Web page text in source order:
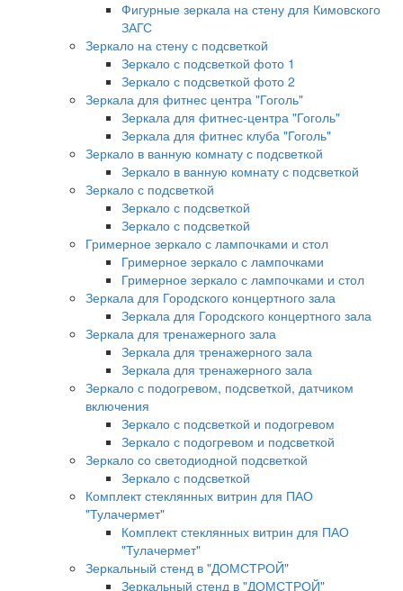
Фигурные зеркала на стену для Кимовского
ЗАГС
Зеркало на стену с подсветкой
Зеркало с подсветкой фото 1
Зеркало с подсветкой фото 2
Зеркала для фитнес центра "Гоголь"
Зеркала для фитнес-центра "Гоголь"
Зеркала для фитнес клуба "Гоголь"
Зеркало в ванную комнату с подсветкой
Зеркало в ванную комнату с подсветкой
Зеркало с подсветкой
Зеркало с подсветкой
Зеркало с подсветкой
Гримерное зеркало с лампочками и стол
Гримерное зеркало с лампочками
Гримерное зеркало с лампочками и стол
Зеркала для Городского концертного зала
Зеркала для Городского концертного зала
Зеркала для тренажерного зала
Зеркала для тренажерного зала
Зеркала для тренажерного зала
Зеркало с подогревом, подсветкой, датчиком
включения
Зеркало с подсветкой и подогревом
Зеркало с подогревом и подсветкой
Зеркало со светодиодной подсветкой
Зеркало с подсветкой
Комплект стеклянных витрин для ПАО
"Тулачермет"
Комплект стеклянных витрин для ПАО
"Тулачермет"
Зеркальный стенд в "ДОМСТРОЙ"
Зеркальный стенд в "ДОМСТРОЙ"